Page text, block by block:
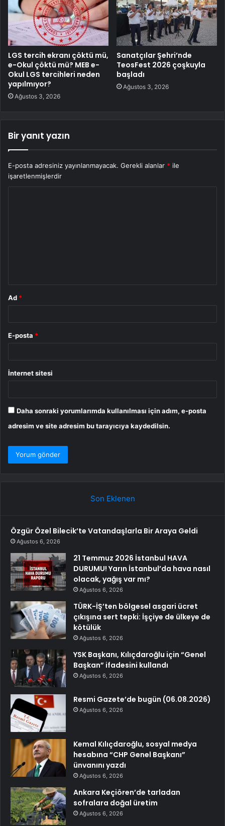
LGS tercih ekranı çöktü mü,
e-Okul çöktü mü? MEB e-
Okul LGS tercihleri neden
yapılmıyor?
Ağustos 3, 2026
Sanatçılar Şehri’nde
TeosFest 2026 çoşkuyla
başladı
Ağustos 3, 2026
Bir yanıt yazın
E-posta adresiniz yayınlanmayacak. Gerekli alanlar * ile
işaretlenmişlerdir
Ad *
E-posta *
İnternet sitesi
Daha sonraki yorumlarımda kullanılması için adım, e-posta
adresim ve site adresim bu tarayıcıya kaydedilsin.
Son Eklenen
Özgür Özel Bilecik’te Vatandaşlarla Bir Araya Geldi
Ağustos 6, 2026
21 Temmuz 2026 İstanbul HAVA
DURUMU! Yarın İstanbul’da hava nasıl
olacak, yağış var mı?
Ağustos 6, 2026
TÜRK-İŞ’ten bölgesel asgari ücret
çıkışına sert tepki: İşçiye de ülkeye de
kötülük
Ağustos 6, 2026
YSK Başkanı, Kılıçdaroğlu için “Genel
Başkan” ifadesini kullandı
Ağustos 6, 2026
Resmi Gazete’de bugün (06.08.2026)
Ağustos 6, 2026
Kemal Kılıçdaroğlu, sosyal medya
hesabına “CHP Genel Başkanı”
ünvanını yazdı
Ağustos 6, 2026
Ankara Keçiören’de tarladan
sofralara doğal üretim
Ağustos 6, 2026